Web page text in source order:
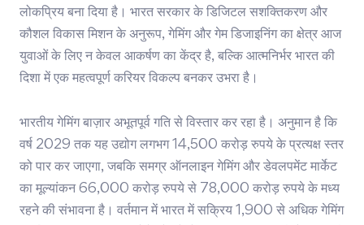
लोकप्रिय बना दिया है। भारत सरकार के डिजिटल सशक्तिकरण और
कौशल विकास मिशन के अनुरूप, गेमिंग और गेम डिजाइनिंग का क्षेत्र आज
युवाओं के लिए न केवल आकर्षण का केंद्र है, बल्कि आत्मनिर्भर भारत की
दिशा में एक महत्वपूर्ण करियर विकल्प बनकर उभरा है।
भारतीय गेमिंग बाज़ार अभूतपूर्व गति से विस्तार कर रहा है। अनुमान है कि
वर्ष 2029 तक यह उद्योग लगभग 14,500 करोड़ रुपये के प्रत्यक्ष स्तर
को पार कर जाएगा, जबकि समग्र ऑनलाइन गेमिंग और डेवलपमेंट मार्केट
का मूल्यांकन 66,000 करोड़ रुपये से 78,000 करोड़ रुपये के मध्य
रहने की संभावना है। वर्तमान में भारत में सक्रिय 1,900 से अधिक गेमिंग